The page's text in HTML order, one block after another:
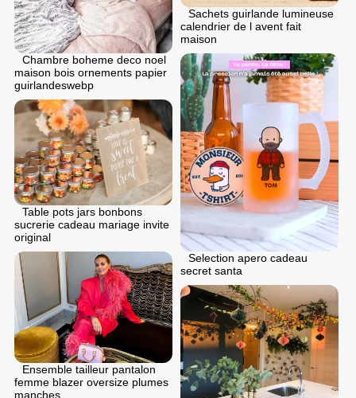
Sachets guirlande lumineuse
calendrier de l avent fait
maison
Chambre boheme deco noel
maison bois ornements papier
guirlandeswebp
Selection apero cadeau
secret santa
Table pots jars bonbons
sucrerie cadeau mariage invite
original
Ensemble tailleur pantalon
femme blazer oversize plumes
manches